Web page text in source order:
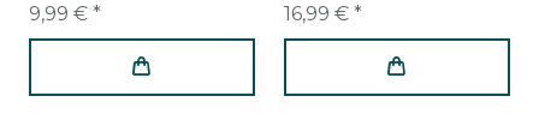
9,99 € * 16,99 € *